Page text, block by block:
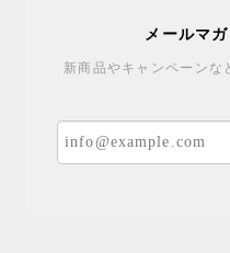
メールマ
新商品やキャンペーンな